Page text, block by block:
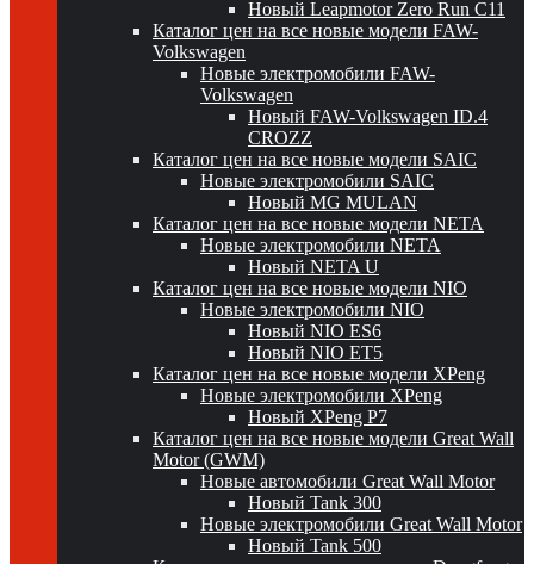
Новый Leapmotor Zero Run C11
Каталог цен на все новые модели FAW-
Volkswagen
Новые электромобили FAW-
Volkswagen
Новый FAW-Volkswagen ID.4
CROZZ
Каталог цен на все новые модели SAIC
Новые электромобили SAIC
Новый MG MULAN
Каталог цен на все новые модели NETA
Новые электромобили NETA
Новый NETA U
Каталог цен на все новые модели NIO
Новые электромобили NIO
Новый NIO ES6
Новый NIO ET5
Каталог цен на все новые модели XPeng
Новые электромобили XPeng
Новый XPeng P7
Каталог цен на все новые модели Great Wall
Motor (GWM)
Новые автомобили Great Wall Motor
Новый Tank 300
Новые электромобили Great Wall Motor
Новый Tank 500